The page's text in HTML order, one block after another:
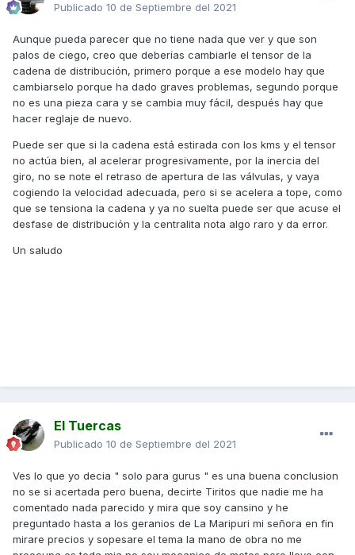
Publicado 10 de Septiembre del 2021
Aunque pueda parecer que no tiene nada que ver y que son
palos de ciego, creo que deberías cambiarle el tensor de la
cadena de distribución, primero porque a ese modelo hay que
cambiarselo porque ha dado graves problemas, segundo porque
no es una pieza cara y se cambia muy fácil, después hay que
hacer reglaje de nuevo.
Puede ser que si la cadena está estirada con los kms y el tensor
no actúa bien, al acelerar progresivamente, por la inercia del
giro, no se note el retraso de apertura de las válvulas, y vaya
cogiendo la velocidad adecuada, pero si se acelera a tope, como
que se tensiona la cadena y ya no suelta puede ser que acuse el
desfase de distribución y la centralita nota algo raro y da error.
Un saludo
El Tuercas
Publicado 10 de Septiembre del 2021
Ves lo que yo decia " solo para gurus " es una buena conclusion
no se si acertada pero buena, decirte Tiritos que nadie me ha
comentado nada parecido y mira que soy cansino y he
preguntado hasta a los geranios de La Maripuri mi señora en fin
mirare precios y sopesare el tema la mano de obra no me